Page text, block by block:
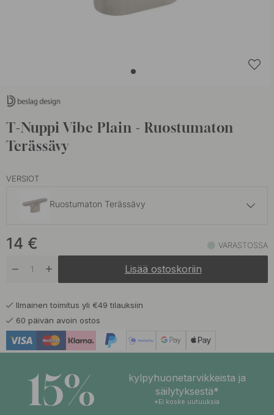
T-Nuppi Vibe Plain - Ruostumaton
Terässävy
VERSIOT
Ruostumaton Terässävy
Varastossa
Varastossa
14 € VARASTOSSA
Lisää ostoskoriin
Ilmainen toimitus yli €49 tilauksiin
60 päivän avoin ostos
15%
kylpyhuonetarvikkeista ja
säilytyksestä*
*Ei koske uutuuksia